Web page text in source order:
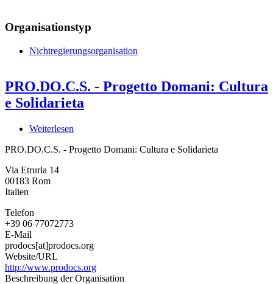
Organisationstyp
Nichtregierungsorganisation
PRO.DO.C.S. - Progetto Domani: Cultura
e Solidarieta
Weiterlesen
-
PRO.DO.C.S. - Progetto Domani: Cultura e Solidarieta
Via Etruria 14
00183 Rom
Italien
Telefon
+39 06 77072773
E-Mail
prodocs[at]prodocs.org
Website/URL
http://www.prodocs.org
Beschreibung der Organisation